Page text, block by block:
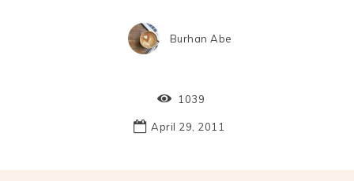
Burhan Abe
1039
April 29, 2011